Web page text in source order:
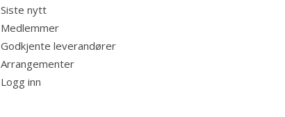
Siste nytt
Medlemmer
Godkjente leverandører
Arrangementer
Logg inn